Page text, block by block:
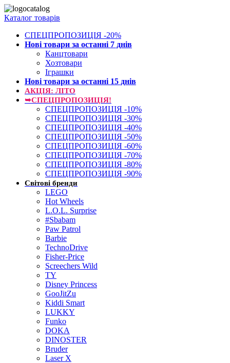
Каталог товарів
СПЕЦПРОПОЗИЦІЯ -20%
Нові товари за останнi 7 днiв
Канцтовари
Хозтовари
Іграшки
Нові товари за останнi 15 днiв
АКЦІЯ: ЛІТО
➥СПЕЦПРОПОЗИЦІЯ!
СПЕЦПРОПОЗИЦІЯ -10%
СПЕЦПРОПОЗИЦІЯ -30%
СПЕЦПРОПОЗИЦІЯ -40%
СПЕЦПРОПОЗИЦІЯ -50%
СПЕЦПРОПОЗИЦІЯ -60%
СПЕЦПРОПОЗИЦІЯ -70%
СПЕЦПРОПОЗИЦІЯ -80%
СПЕЦПРОПОЗИЦІЯ -90%
Світові бренди
LEGO
Hot Wheels
L.O.L. Surprise
#Sbabam
Paw Patrol
Barbie
TechnoDrive
Fisher-Price
Screechers Wild
TY
Disney Princess
GooJitZu
Kiddi Smart
LUKKY
Funko
DOKA
DINOSTER
Bruder
Laser X